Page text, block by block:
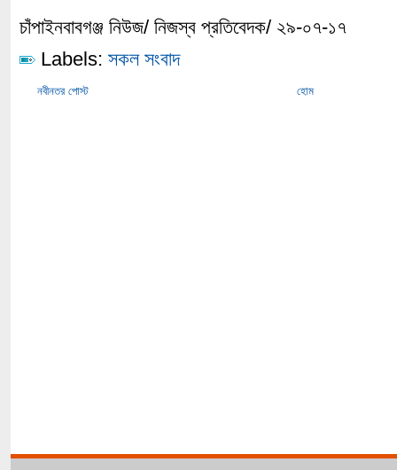
চাঁপাইনবাবগঞ্জ নিউজ/ নিজস্ব প্রতিবেদক/ ২৯-০৭-১৭
Labels: সকল সংবাদ
নবীনতর পোস্ট হোম